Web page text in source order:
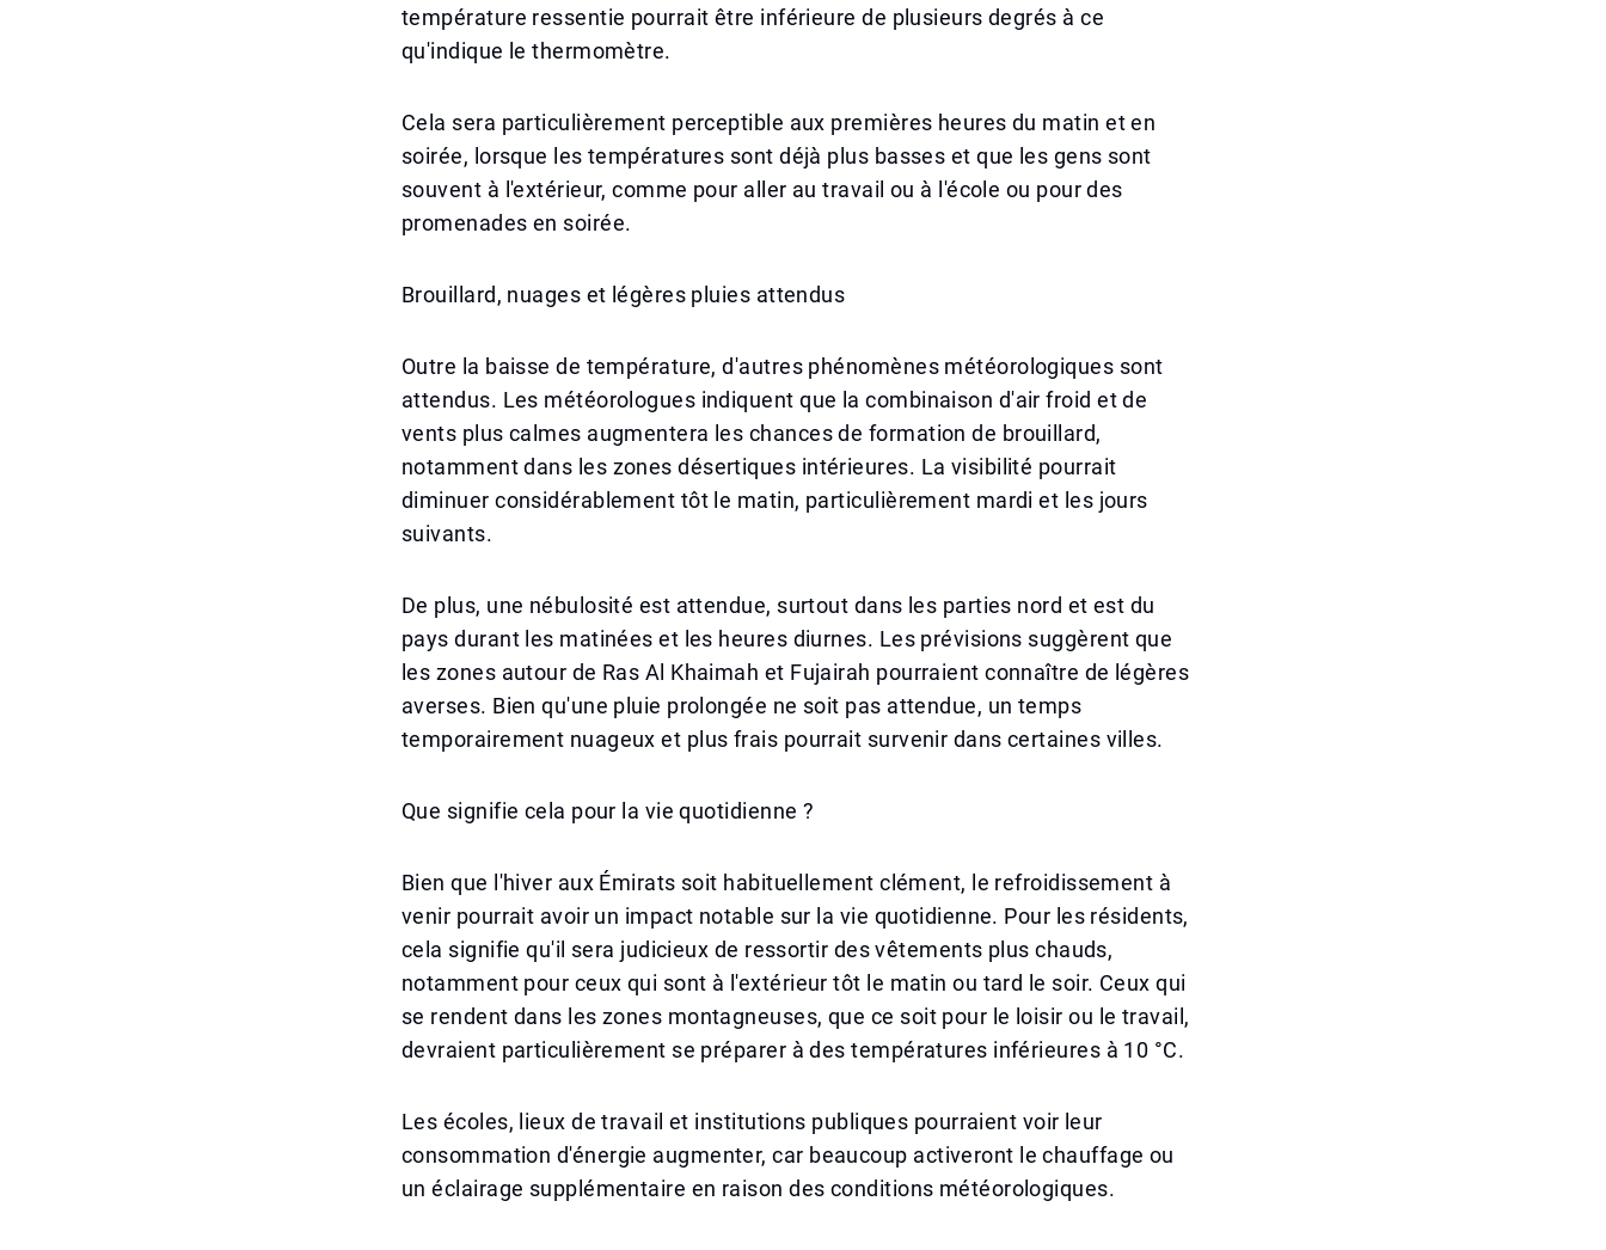
température ressentie pourrait être inférieure de plusieurs degrés à ce
qu'indique le thermomètre.
Cela sera particulièrement perceptible aux premières heures du matin et en
soirée, lorsque les températures sont déjà plus basses et que les gens sont
souvent à l'extérieur, comme pour aller au travail ou à l'école ou pour des
promenades en soirée.
Brouillard, nuages et légères pluies attendus
Outre la baisse de température, d'autres phénomènes météorologiques sont
attendus. Les météorologues indiquent que la combinaison d'air froid et de
vents plus calmes augmentera les chances de formation de brouillard,
notamment dans les zones désertiques intérieures. La visibilité pourrait
diminuer considérablement tôt le matin, particulièrement mardi et les jours
suivants.
De plus, une nébulosité est attendue, surtout dans les parties nord et est du
pays durant les matinées et les heures diurnes. Les prévisions suggèrent que
les zones autour de Ras Al Khaimah et Fujairah pourraient connaître de légères
averses. Bien qu'une pluie prolongée ne soit pas attendue, un temps
temporairement nuageux et plus frais pourrait survenir dans certaines villes.
Que signifie cela pour la vie quotidienne ?
Bien que l'hiver aux Émirats soit habituellement clément, le refroidissement à
venir pourrait avoir un impact notable sur la vie quotidienne. Pour les résidents,
cela signifie qu'il sera judicieux de ressortir des vêtements plus chauds,
notamment pour ceux qui sont à l'extérieur tôt le matin ou tard le soir. Ceux qui
se rendent dans les zones montagneuses, que ce soit pour le loisir ou le travail,
devraient particulièrement se préparer à des températures inférieures à 10 °C.
Les écoles, lieux de travail et institutions publiques pourraient voir leur
consommation d'énergie augmenter, car beaucoup activeront le chauffage ou
un éclairage supplémentaire en raison des conditions météorologiques.